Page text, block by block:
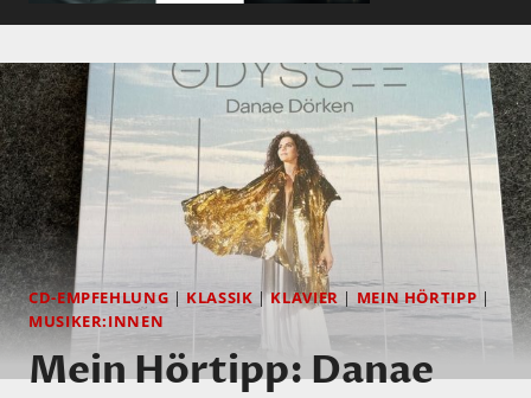
CD-EMPFEHLUNG | KLASSIK |KLAVIER | MEIN HÖRTIPP |
MUSIKER:INNEN
Mein Hörtipp: Danae